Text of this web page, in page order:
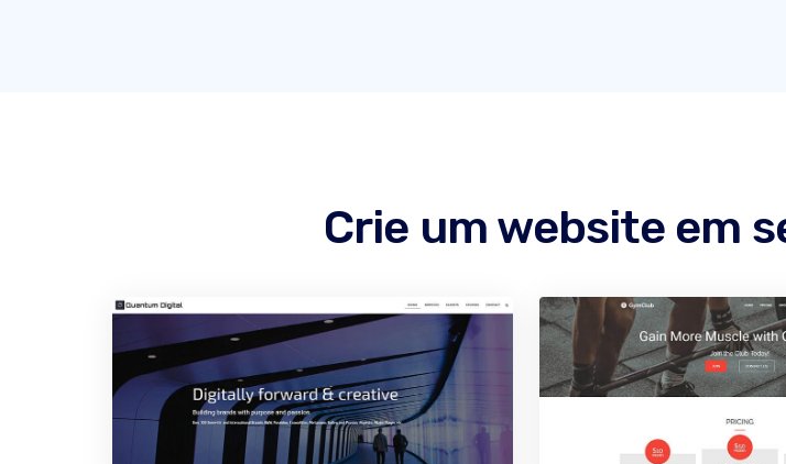
Crie um website em